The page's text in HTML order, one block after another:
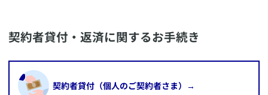
​契約者貸付・返済に関するお手続き
​契約者貸付（個人のご契約者さま）→